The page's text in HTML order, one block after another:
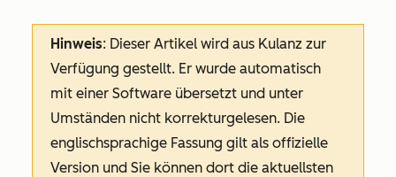
Hinweis: Dieser Artikel wird aus Kulanz zur
Verfügung gestellt. Er wurde automatisch
mit einer Software übersetzt und unter
Umständen nicht korrekturgelesen. Die
englischsprachige Fassung gilt als offizielle
Version und Sie können dort die aktuellsten